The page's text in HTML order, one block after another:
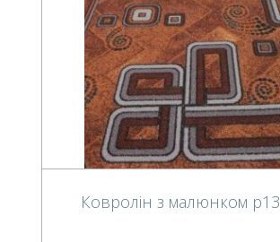
Ковролін з малюнком